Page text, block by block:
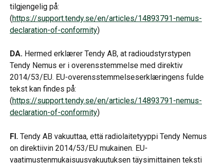
tilgjengelig på:
(https://support.tendy.se/en/articles/14893791-nemus-
declaration-of-conformity)
DA. Hermed erklærer Tendy AB, at radioudstyrstypen
Tendy Nemus er i overensstemmelse med direktiv
2014/53/EU. EU-overensstemmelseserklæringens fulde
tekst kan findes på:
(https://support.tendy.se/en/articles/14893791-nemus-
declaration-of-conformity)
FI. Tendy AB vakuuttaa, että radiolaitetyyppi Tendy Nemus
on direktiivin 2014/53/EU mukainen. EU-
vaatimustenmukaisuusvakuutuksen täysimittainen teksti